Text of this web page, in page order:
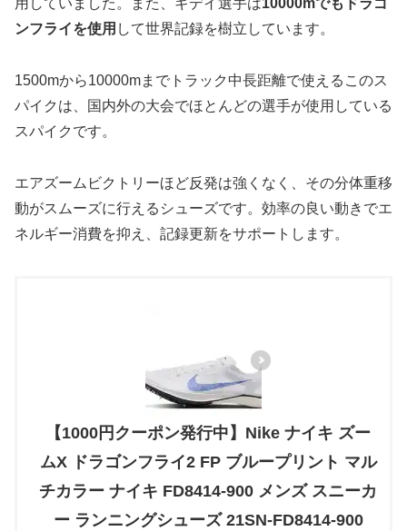
用していました。また、ギデイ選手は10000mでもドラゴ
ンフライを使用 して世界記録を樹立しています。
1500mから10000mまでトラック中長距離で使えるこのス
パイクは、国内外の大会でほとんどの選手が使用している
スパイクです。
エアズームビクトリーほど反発は強くなく、その分体重移
動がスムーズに行えるシューズです。効率の良い動きでエ
ネルギー消費を抑え、記録更新をサポートします。
【1000円クーポン発行中】Nike ナイキ ズー
ムX ドラゴンフライ2 FP ブループリント マル
チカラー ナイキ FD8414-900 メンズ スニーカ
ー ランニングシューズ 21SN-FD8414-900